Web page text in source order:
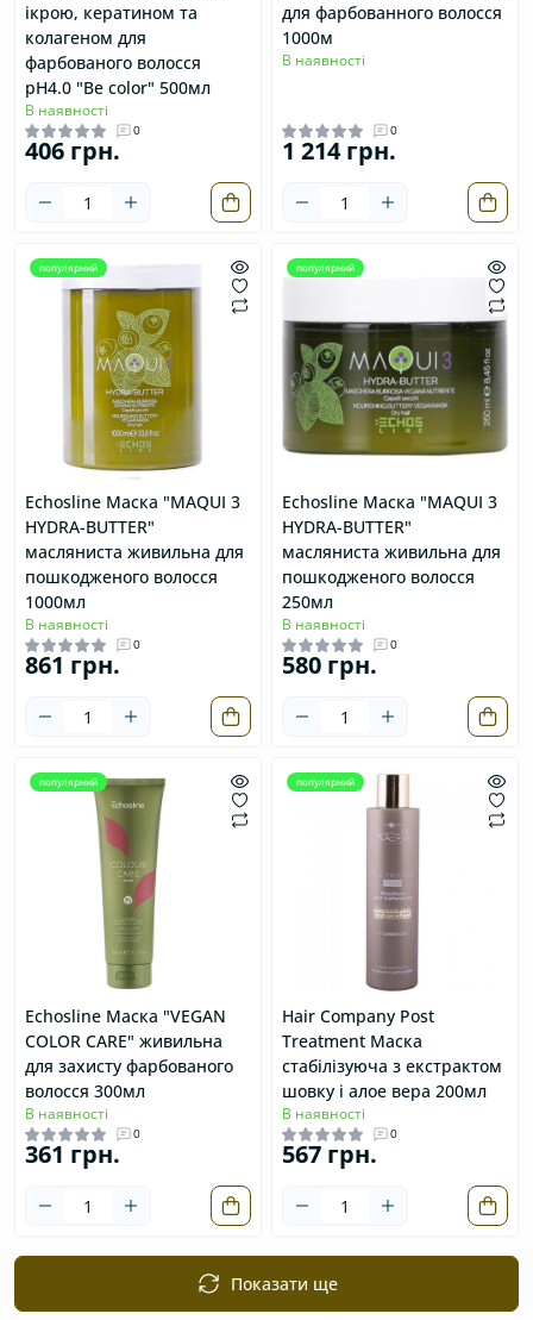
ікрою, кератином та
колагеном для
фарбованого волосся
pH4.0 "Be color" 500мл
В наявності
0
406 грн.
для фарбованного волосся
1000м
В наявності
0
1 214 грн.
популярний
Echosline Маска "MAQUI 3
HYDRA-BUTTER"
масляниста живильна для
пошкодженого волосся
1000мл
В наявності
0
861 грн.
популярний
Echosline Маска "MAQUI 3
HYDRA-BUTTER"
масляниста живильна для
пошкодженого волосся
250мл
В наявності
0
580 грн.
популярний
Echosline Маска "VEGAN
COLOR CARE" живильна
для захисту фарбованого
волосся 300мл
В наявності
0
361 грн.
популярний
Hair Company Post
Treatment Маска
стабілізуюча з екстрактом
шовку і алое вера 200мл
В наявності
0
567 грн.
Показати ще